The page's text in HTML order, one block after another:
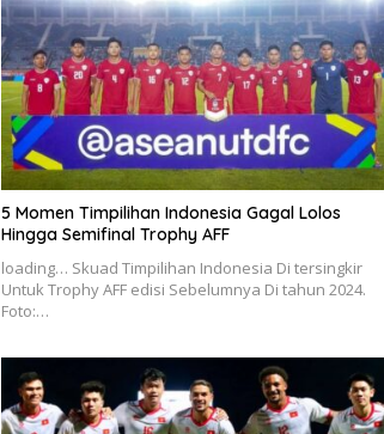
5 Momen Timpilihan Indonesia Gagal Lolos
Hingga Semifinal Trophy AFF
loading… Skuad Timpilihan Indonesia Di tersingkir
Untuk Trophy AFF edisi Sebelumnya Di tahun 2024.
Foto:…